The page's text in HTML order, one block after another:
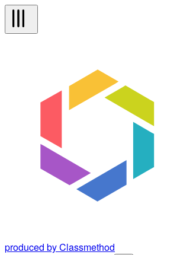
produced by Classmethod